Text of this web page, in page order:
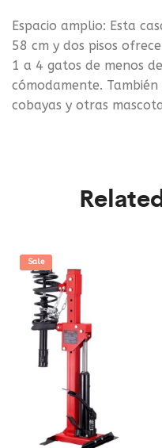
Espacio amplio: Esta
58 cm y dos pisos
1 a 4 gatos de menos
cómodamente.
cobayas y otras
Sale